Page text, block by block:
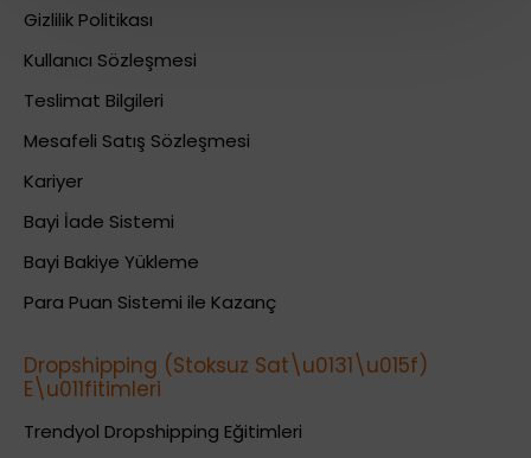
Gizlilik Politikası
Kullanıcı Sözleşmesi
Teslimat Bilgileri
Mesafeli Satış Sözleşmesi
Kariyer
Bayi İade Sistemi
Bayi Bakiye Yükleme
Para Puan Sistemi ile Kazanç
Dropshipping (Stoksuz Sat\u0131\u015f)
E\u011fitimleri
Trendyol Dropshipping Eğitimleri